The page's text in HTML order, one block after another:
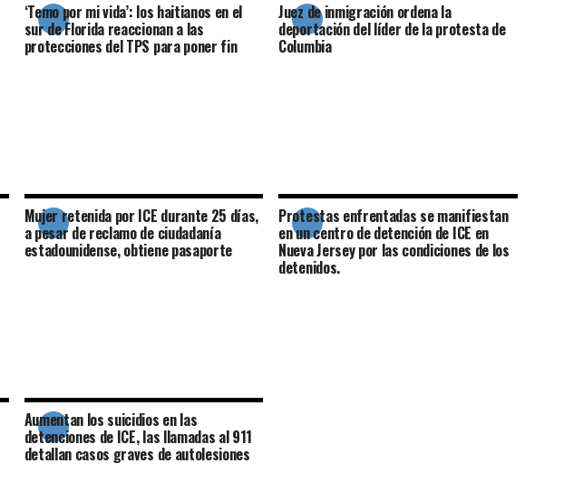
‘Temo por mi vida’: los haitianos en el
sur de Florida reaccionan a las
protecciones del TPS para poner fin
Juez de inmigración ordena la
deportación del líder de la protesta de
Columbia
Mujer retenida por ICE durante 25 días,
a pesar de reclamo de ciudadanía
estadounidense, obtiene pasaporte
Protestas enfrentadas se manifiestan
en un centro de detención de ICE en
Nueva Jersey por las condiciones de los
detenidos.
Aumentan los suicidios en las
detenciones de ICE, las llamadas al 911
detallan casos graves de autolesiones